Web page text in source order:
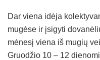
Dar viena idėja
mugėse ir įsigyti
mėnesį viena iš mugių
Gruodžio 10 – 12